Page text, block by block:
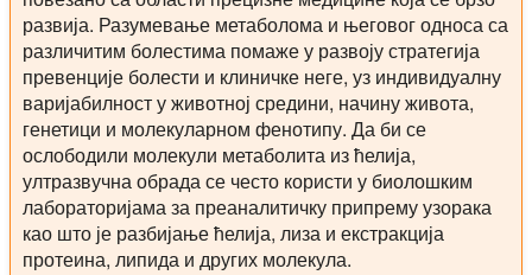
развија. Разумевање метаболома и његовог односа са
различитим болестима помаже у развоју стратегија
превенције болести и клиничке неге, уз индивидуалну
варијабилност у животној средини, начину живота,
генетици и молекуларном фенотипу. Да би се
ослободили молекули метаболита из ћелија,
ултразвучна обрада се често користи у биолошким
лабораторијама за преаналитичку припрему узорака
као што је разбијање ћелија, лиза и екстракција
протеина, липида и других молекула.